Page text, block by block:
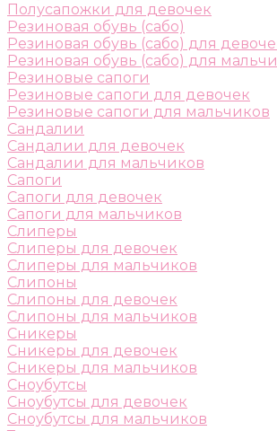
Полусапожки для девочек
Резиновая обувь (сабо)
Резиновая обувь (сабо) для
Резиновая обувь (сабо) для
Резиновые сапоги
Резиновые сапоги для девочек
Резиновые сапоги для мальчиков
Сандалии
Сандалии для девочек
Сандалии для мальчиков
Сапоги
Сапоги для девочек
Сапоги для мальчиков
Слиперы
Слиперы для девочек
Слиперы для мальчиков
Слипоны
Слипоны для девочек
Слипоны для мальчиков
Сникеры
Сникеры для девочек
Сникеры для мальчиков
Сноубутсы
Сноубутсы для девочек
Сноубутсы для мальчиков